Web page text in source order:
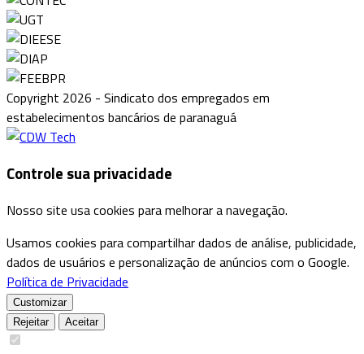
Copyright 2026 - Sindicato dos empregados em
estabelecimentos bancários de paranaguá
Controle sua privacidade
Nosso site usa cookies para melhorar a navegação.
Usamos cookies para compartilhar dados de análise, publicidade,
dados de usuários e personalização de anúncios com o Google.
Política de Privacidade
Customizar
Rejeitar
Aceitar